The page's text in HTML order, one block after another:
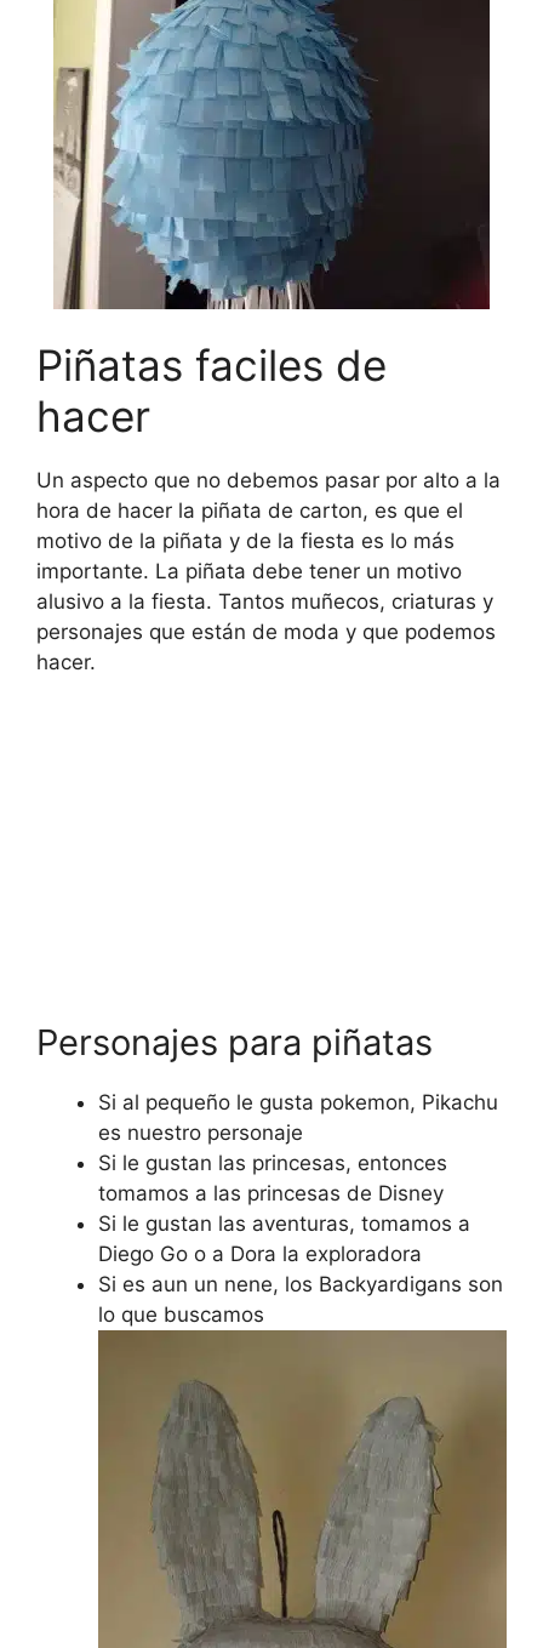
Piñatas faciles de
hacer
Un aspecto que no debemos pasar por alto a la
hora de hacer la piñata de carton, es que el
motivo de la piñata y de la fiesta es lo más
importante. La piñata debe tener un motivo
alusivo a la fiesta. Tantos muñecos, criaturas y
personajes que están de moda y que podemos
hacer.
Personajes para piñatas
Si al pequeño le gusta pokemon, Pikachu
es nuestro personaje
Si le gustan las princesas, entonces
tomamos a las princesas de Disney
Si le gustan las aventuras, tomamos a
Diego Go o a Dora la exploradora
Si es aun un nene, los Backyardigans son
lo que buscamos